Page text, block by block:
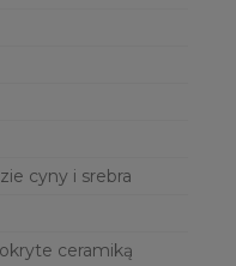
cyny i srebra
ceramiką